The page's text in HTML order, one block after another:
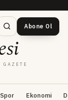
GAZETE
Abone Ol
Spor Ekonomi